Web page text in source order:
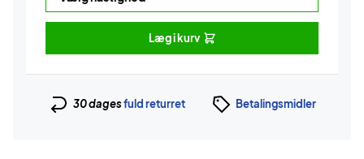
Læg i kurv
30 dagesfuld returret Betalingsmidler